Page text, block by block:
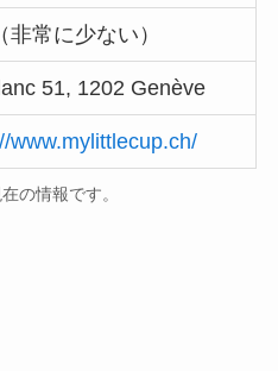
非常に少ない）
51, 1202 Genève
www.mylittlecup.ch/
の情報です。